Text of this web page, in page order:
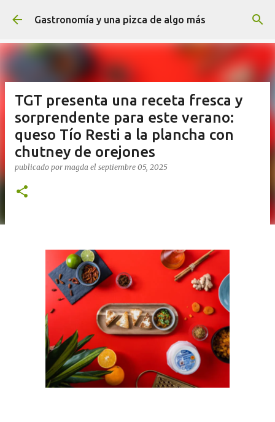
Ir al contenido principal
Gastronomía y una pizca de algo más
TGT presenta una receta fresca y
sorprendente para este verano:
queso Tío Resti a la plancha con
chutney de orejones
publicado por magda el septiembre 05, 2025